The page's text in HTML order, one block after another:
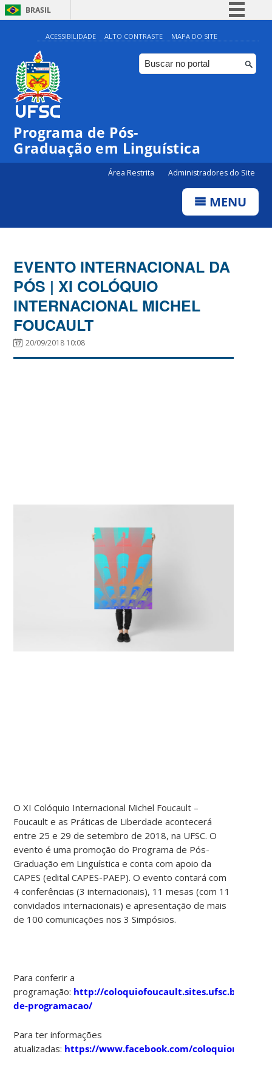
BRASIL
Simplifique!
Comunica BR
Participe
ACESSIBILIDADE ALTO CONTRASTE MAPA DO SITE
Programa de Pós-
Graduação em Linguística
Área Restrita Administradores do Site
MENU
EVENTO INTERNACIONAL DA
PÓS | XI COLÓQUIO
INTERNACIONAL MICHEL
FOUCAULT
20/09/2018 10:08
O XI Colóquio Internacional Michel Foucault –
Foucault e as Práticas de Liberdade acontecerá
entre 25 e 29 de setembro de 2018, na UFSC. O
evento é uma promoção do Programa de Pós-
Graduação em Linguística e conta com apoio da
CAPES (edital CAPES-PAEP). O evento contará com
4 conferências (3 internacionais), 11 mesas (com 11
convidados internacionais) e apresentação de mais
de 100 comunicações nos 3 Simpósios.
Para conferir a
programação: http://coloquiofoucault.sites.ufsc.br/
de-programacao/
Para ter informações
atualizadas: https://www.facebook.com/